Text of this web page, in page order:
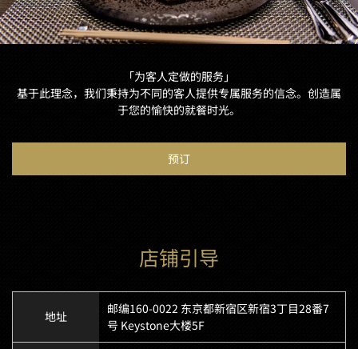
「为客人定做的服务」
基于此理念，我们秉持为不同的客人提供专属服务的信念。创造属
于您的愉快的就餐时光。
预订
店铺引导
地址
邮编160-0022 东京都新宿区新宿3丁目28番7
号 Keystone大楼5F